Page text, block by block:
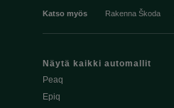
Katso myös Rakenna Škoda
Näytä kaikki automallit
Peaq
Epiq